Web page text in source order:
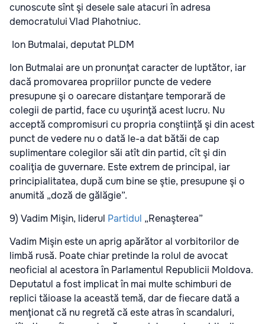
cunoscute sînt şi desele sale atacuri în adresa
democratului Vlad Plahotniuc.
Ion Butmalai, deputat PLDM
Ion Butmalai are un pronunţat caracter de luptător, iar
dacă promovarea propriilor puncte de vedere
presupune şi o oarecare distanţare temporară de
colegii de partid, face cu uşurinţă acest lucru. Nu
acceptă compromisuri cu propria conştiinţă şi din acest
punct de vedere nu o dată le-a dat bătăi de cap
suplimentare colegilor săi atît din partid, cît şi din
coaliţia de guvernare. Este extrem de principal, iar
principialitatea, după cum bine se ştie, presupune şi o
anumită „doză de gălăgie”.
9) Vadim Mişin, liderul Partidul „Renaşterea”
Vadim Mişin este un aprig apărător al vorbitorilor de
limbă rusă. Poate chiar pretinde la rolul de avocat
neoficial al acestora în Parlamentul Republicii Moldova.
Deputatul a fost implicat în mai multe schimburi de
replici tăioase la această temă, dar de fiecare dată a
menţionat că nu regretă că este atras în scandaluri,